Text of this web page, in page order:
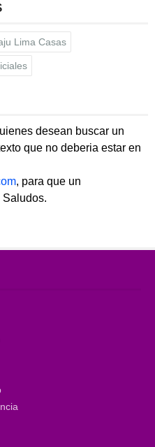
Lima Casas
desean buscar un
que no deberia estar en
, para que un